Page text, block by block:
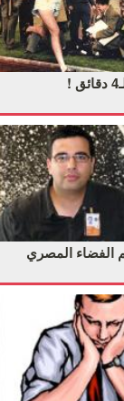
!
الفضاء المصري